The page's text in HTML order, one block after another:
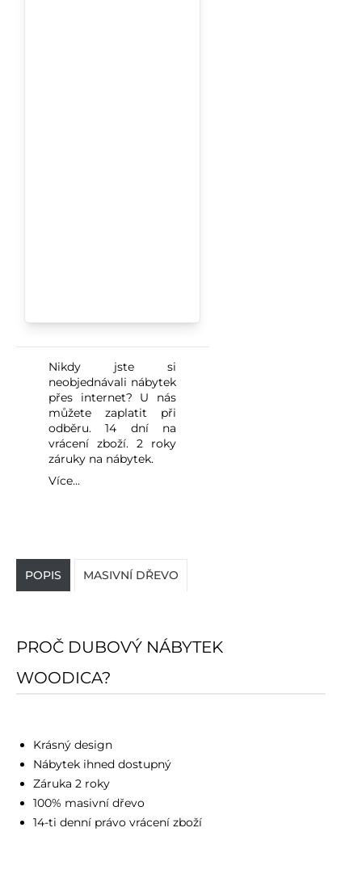
Nikdy jste si
neobjednávali nábytek
přes internet? U nás
můžete zaplatit při
odběru. 14 dní na
vrácení zboží. 2 roky
záruky na nábytek.
Více...
POPIS MASIVNÍ DŘEVO
PROČ DUBOVÝ NÁBYTEK
WOODICA?
Krásný design
Nábytek ihned dostupný
Záruka 2 roky
100% masivní dřevo
14-ti denní právo vrácení zboží